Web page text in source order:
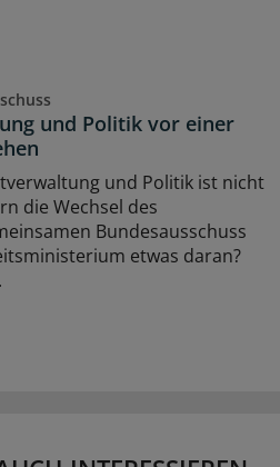
und Politik vor einer
und Politik ist nicht
die Wechsel des
Bundesausschuss
etwas daran?